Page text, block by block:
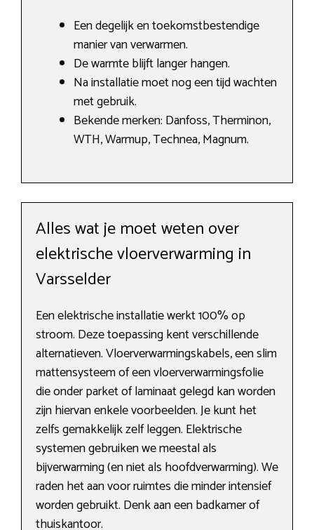
Een degelijk en toekomstbestendige
manier van verwarmen.
De warmte blijft langer hangen.
Na installatie moet nog een tijd wachten
met gebruik.
Bekende merken: Danfoss, Therminon,
WTH, Warmup, Technea, Magnum.
Alles wat je moet weten over
elektrische vloerverwarming in
Varsselder
Een elektrische installatie werkt 100% op
stroom. Deze toepassing kent verschillende
alternatieven. Vloerverwarmingskabels, een slim
mattensysteem of een vloerverwarmingsfolie
die onder parket of laminaat gelegd kan worden
zijn hiervan enkele voorbeelden. Je kunt het
zelfs gemakkelijk zelf leggen. Elektrische
systemen gebruiken we meestal als
bijverwarming (en niet als hoofdverwarming). We
raden het aan voor ruimtes die minder intensief
worden gebruikt. Denk aan een badkamer of
thuiskantoor.